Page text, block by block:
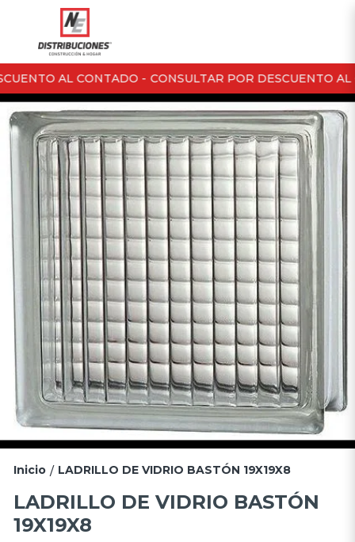
AL CONTADO - CONSULTAR POR DESCUENTO AL
Inicio / LADRILLO DE VIDRIO BASTÓN 19X19X8
LADRILLO DE VIDRIO BASTÓN
19X19X8